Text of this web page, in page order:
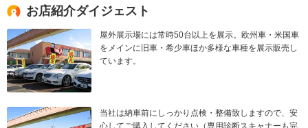
お店紹介ダイジェスト
屋外展示場には常時50台以上を展示。欧州車・米国車
をメインに旧車・希少車ほか多様な車種を展示販売し
ています。
当社は納車前にしっかり点検・整備致しますので、安
心してご購入してください（専用診断スキャナーも完